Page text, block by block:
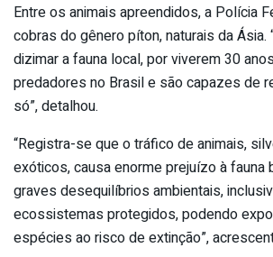
Entre os animais apreendidos, a Polícia
cobras do gênero píton, naturais da Ásia.
dizimar a fauna local, por viverem 30
predadores no Brasil e são capazes de
só”, detalhou.
“Registra-se que o tráfico de animais,
exóticos, causa enorme prejuízo à fauna
graves desequilíbrios ambientais,
ecossistemas protegidos, podendo
espécies ao risco de extinção”,